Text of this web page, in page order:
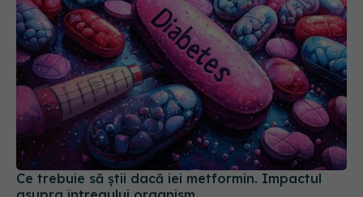
Ce trebuie să știi dacă iei metformin. Impactul